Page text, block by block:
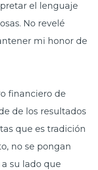
el lenguaje
No revelé
mi honor de
financiero de
de los resultados
que es tradición
no se pongan
su lado que